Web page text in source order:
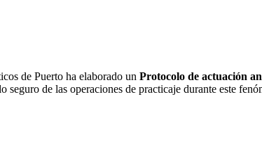
de Puerto ha elaborado un Protocolo de actuación
de las operaciones de practicaje durante este